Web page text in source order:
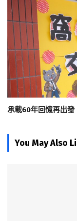
承載60年回憶再出
You May Also